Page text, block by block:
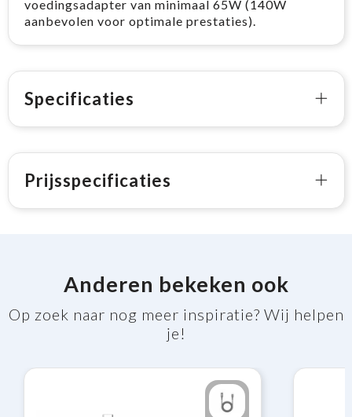
voedingsadapter van minimaal 65W (140W
aanbevolen voor optimale prestaties).
Specificaties
Prijsspecificaties
Anderen bekeken ook
Op zoek naar nog meer inspiratie? Wij helpen
je!